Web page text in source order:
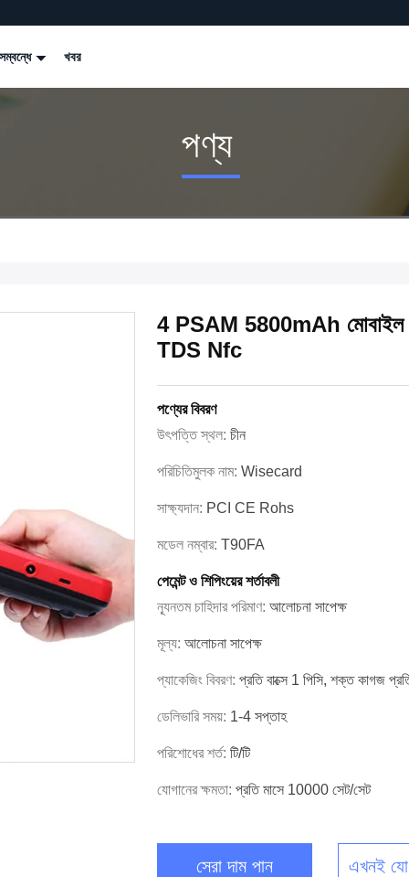
খবর
পণ্য
4 PSAM 5800mAh মোবাইল
TDS Nfc
পণ্যের বিবরণ
উৎপত্তি স্থল: চীন
পরিচিতিমুলক নাম: Wisecard
সাক্ষ্যদান: PCI CE Rohs
মডেল নম্বার: T90FA
পেমেন্ট ও শিপিংয়ের শর্তাবলী
ন্যূনতম চাহিদার পরিমাণ: আলোচনা সাপেক্ষ
মূল্য: আলোচনা সাপেক্ষ
প্যাকেজিং বিবরণ: প্রতি বাক্সে 1 পিসি, শক্ত কাগজ
ডেলিভারি সময়: 1-4 সপ্তাহ
পরিশোধের শর্ত: টি/টি
যোগানের ক্ষমতা: প্রতি মাসে 10000 সেট/সেট
সেরা দাম পান এখনই